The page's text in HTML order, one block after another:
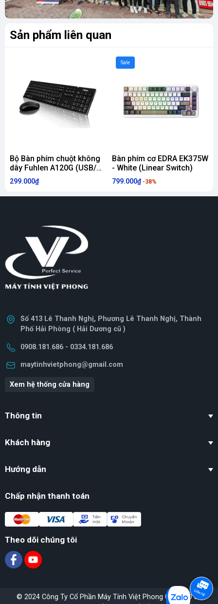
Sản phẩm liên quan
Bộ Bàn phím chuột không
dây Fuhlen A120G (USB/
đen)
299.000₫
Sale
Bàn phím cơ EDRA EK375W
- White (Linear Switch)
799.000₫ -38%
Số 413 Lê Thanh Nghị, Phương Lê Thanh Nghị, Thành
Phố Hải Phòng ( Hải Dương cũ )
0908.181.686 - 0334.181.686
maytinhvietphong@gmail.com
Xem hệ thống cửa hàng
Thông tin
Khách hàng
Hướng dẫn
Chấp nhận thanh toán
Theo dõi chúng tôi
© 2024 Công Ty Cổ Phần Máy Tính Việt Phong GPĐKKD số